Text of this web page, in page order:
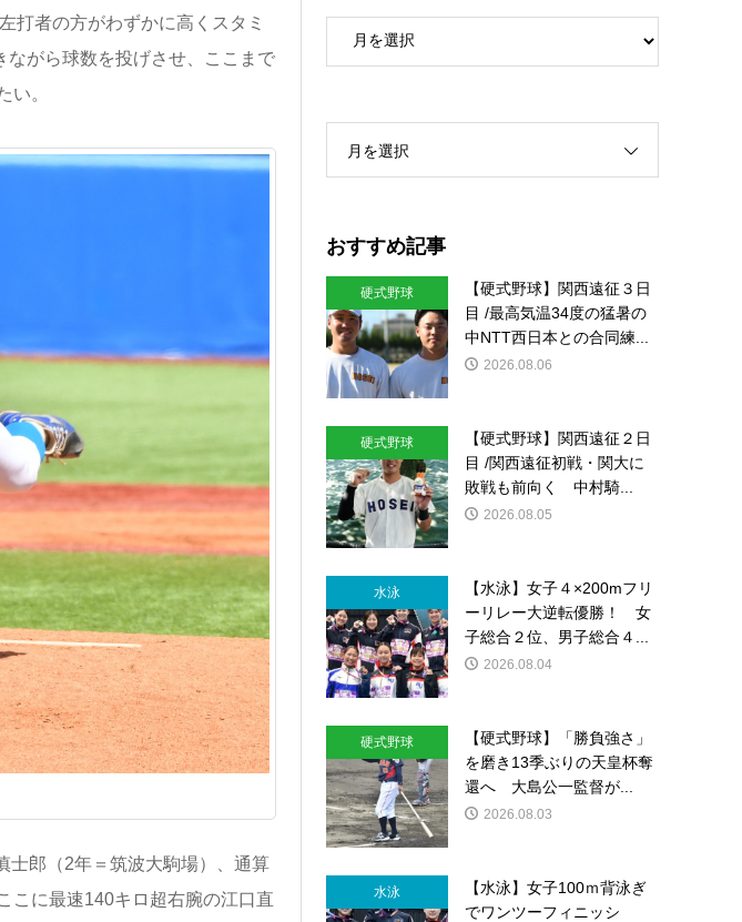
打者の方がわずかに高くスタミ
がら球数を投げさせ、ここまで
い。
士郎（2年＝筑波大駒場）、通算
こに最速140キロ超右腕の江口直
月を選択
おすすめ記事
硬式野球
【硬式野球】関西遠征３日
目 /最高気温34度の猛暑の
中NTT西日本との合同練...
2026.08.06
硬式野球
【硬式野球】関西遠征２日
目 /関西遠征初戦・関大に
敗戦も前向く 中村騎...
2026.08.05
水泳
【水泳】女子４×200mフリ
ーリレー大逆転優勝！ 女
子総合２位、男子総合４...
2026.08.04
硬式野球
【硬式野球】「勝負強さ」
を磨き13季ぶりの天皇杯奪
還へ 大島公一監督が...
2026.08.03
水泳
【水泳】女子100ｍ背泳ぎ
でワンツーフィニッシ